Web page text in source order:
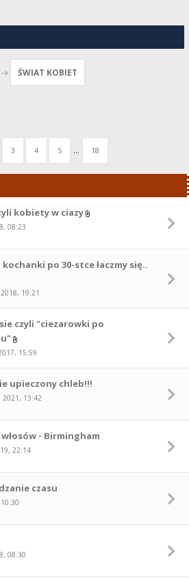
ŚWIAT KOBIET
3 4 5 ... 18
kobiety w ciazy
08:23
po 30-stce łaczmy się..
19:21
czyli "ciezarowki po
15:59
upieczony chleb!!!
2021, 13:42
włosów - Birmingham
22:14
czasu
08:30